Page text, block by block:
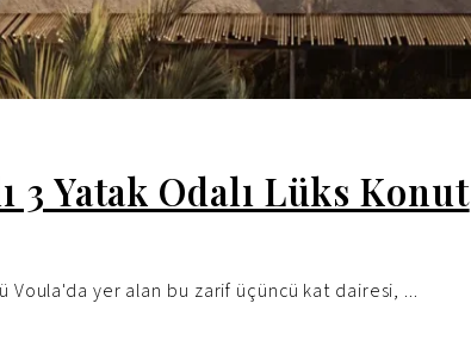
3 Yatak Odalı Lüks Konut
Voula'da yer alan bu zarif üçüncü kat dairesi, ...